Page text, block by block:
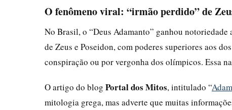
O fenômeno viral: “irmão perdido” de
No Brasil, o “Deus Adamanto” ganhou
de Zeus e Poseidon, com poderes superiores aos
conspiração ou por vergonha dos olímpicos. Essa
O artigo do blog Portal dos Mitos, intitulado “
mitologia grega, mas adverte que muitas